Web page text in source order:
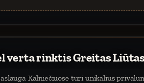
verta rinktis Greitas
Kalniečiuose turi unikalius